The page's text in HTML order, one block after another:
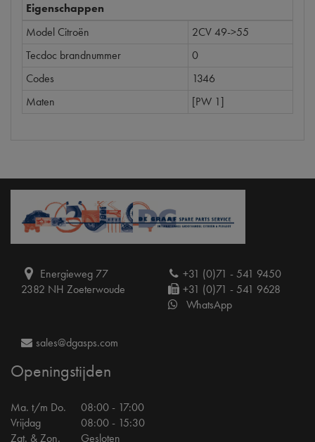
Eigenschappen
Model Citroën
2CV 49->55
Tecdoc brandnummer
0
Codes
1346
Maten
[PW 1]
Energieweg 77
2382 NH Zoeterwoude
+31 (0)71 - 541 9450
+31 (0)71 - 541 9628
WhatsApp
sales@dgasps.com
Openingstijden
Ma. t/m Do.
08:00 - 17:00
Vrijdag
08:00 - 15:30
Zat. & Zon.
Gesloten